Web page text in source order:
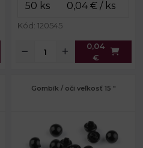
Kód: 120545
0,04
€
Gombík / oči veľkosť 15 "